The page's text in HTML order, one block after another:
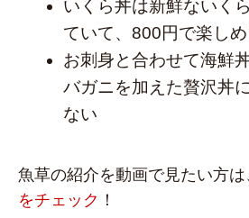
いくら丼は新鮮ないく
ていて、800円で楽しめ
お刺身と合わせて海鮮
バガニを加えた贅沢丼
ない
魚草の紹介を動画で見たい方は
をチェック ！